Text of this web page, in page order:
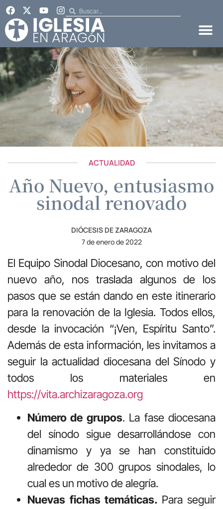
ACTUALIDAD
Año Nuevo, entusiasmo
sinodal renovado
DIÓCESIS DE ZARAGOZA
7 de enero de 2022
El Equipo Sinodal Diocesano, con motivo del
nuevo año, nos traslada algunos de los
pasos que se están dando en este itinerario
para la renovación de la Iglesia. Todos ellos,
desde la invocación “¡Ven, Espíritu Santo”.
Además de esta información, les invitamos a
seguir la actualidad diocesana del Sínodo y
todos los materiales en
https://vita.archizaragoza.org
Número de grupos. La fase diocesana
del sínodo sigue desarrollándose con
dinamismo y ya se han constituido
alrededor de 300 grupos sinodales, lo
cual es un motivo de alegría.
Nuevas fichas temáticas. Para seguir